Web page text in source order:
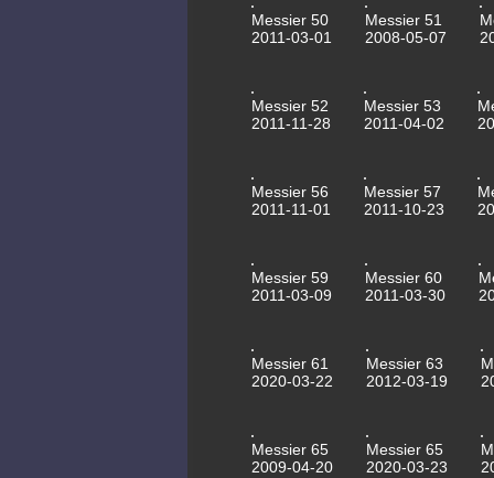
Messier 50
2011-03-01
Messier 51
2008-05-07
Messier 52
2011-11-28
Messier 53
2011-04-02
Messier 56
2011-11-01
Messier 57
2011-10-23
Messier 59
2011-03-09
Messier 60
2011-03-30
Messier 61
2020-03-22
Messier 63
2012-03-19
Messier 65
2009-04-20
Messier 65
2020-03-23